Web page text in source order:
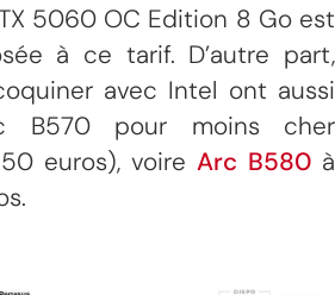
5060 OC Edition 8 Go est
à ce tarif. D’autre part,
avec Intel ont aussi
B570 pour moins cher
euros), voireArc B580à